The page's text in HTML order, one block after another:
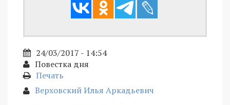
24/03/2017 - 14:54
Повестка дня
Печать
Верховский Илья Аркадьевич